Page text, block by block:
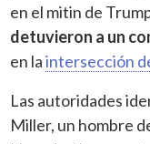
en el mitin de
detuvieron a un
en laintersección
Las autoridades
Miller, un hombre